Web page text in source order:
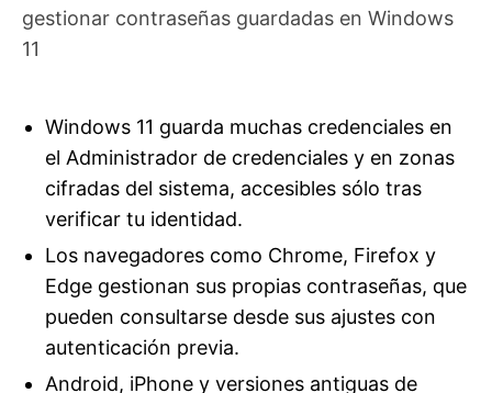
gestionar contraseñas guardadas en Windows
11
Windows 11 guarda muchas credenciales en
el Administrador de credenciales y en zonas
cifradas del sistema, accesibles sólo tras
verificar tu identidad.
Los navegadores como Chrome, Firefox y
Edge gestionan sus propias contraseñas, que
pueden consultarse desde sus ajustes con
autenticación previa.
Android, iPhone y versiones antiguas de